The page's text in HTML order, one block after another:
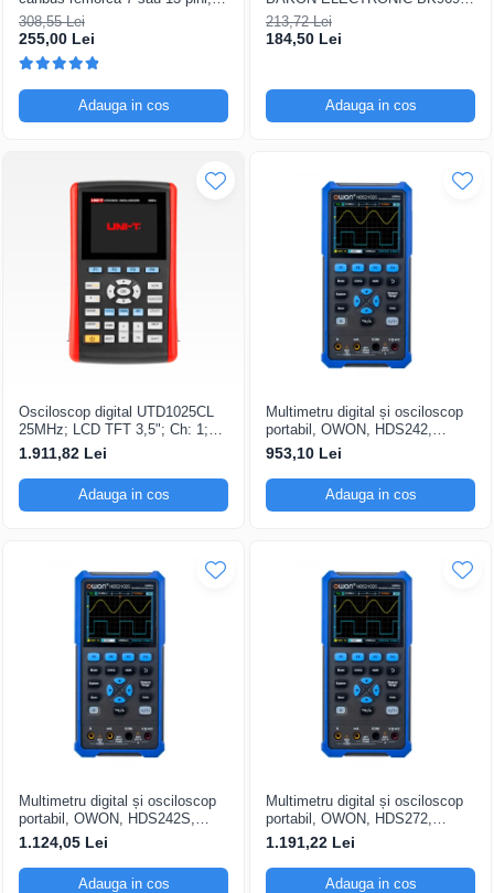
12V Universal
308,55 Lei
255,00 Lei
Adauga in cos
200...480°C control analogic, cu
buton
213,72 Lei
184,50 Lei
Adauga in cos
Osciloscop digital UTD1025CL
25MHz; LCD TFT 3,5"; Ch: 1;
250Msps; 12kpts compatibil cu
Decodificare serială
1.911,82 Lei
Adauga in cos
Multimetru digital și osciloscop
portabil, OWON, HDS242,
200mV-1kV, 200mA-
953,10 Lei
Adauga in cos
Multimetru digital și osciloscop
portabil, OWON, HDS242S,
200mV-1kV, 200mA-
1.124,05 Lei
Adauga in cos
Multimetru digital și osciloscop
portabil, OWON, HDS272,
200mV-1kV, 200mA-
1.191,22 Lei
Adauga in cos